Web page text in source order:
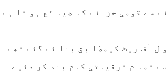
سے قومی خزانے کا ضیا ئع ہو تا ہے
کا موں کے تخمینہ جا ت 1998کے شیڈو ل آف ریٹ کیمطا بق بنا ئے گئے تھے
تما م ترقیاتی کام بند کر دئیے